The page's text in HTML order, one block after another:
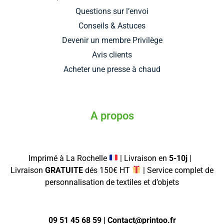
Questions sur l’envoi
Conseils & Astuces
Devenir un membre Privilège
Avis clients
Acheter une presse à chaud
A propos
Imprimé à La Rochelle | Livraison en 5-10j |
Livraison GRATUITE dés 150€ HT
| Service complet de
personnalisation de textiles et d’objets
09 51 45 68 59 | Contact@printoo.fr